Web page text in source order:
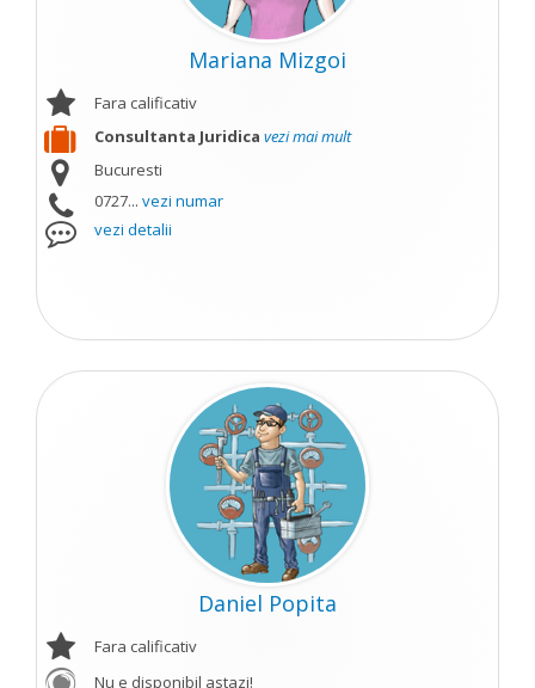
Mariana Mizgoi
Fara calificativ
Consultanta Juridica vezi mai mult
Bucuresti
0727... vezi numar
vezi detalii
Daniel Popita
Fara calificativ
Nu e disponibil astazi!